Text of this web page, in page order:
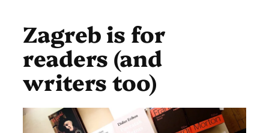
Zagreb is for
readers (and
writers too)